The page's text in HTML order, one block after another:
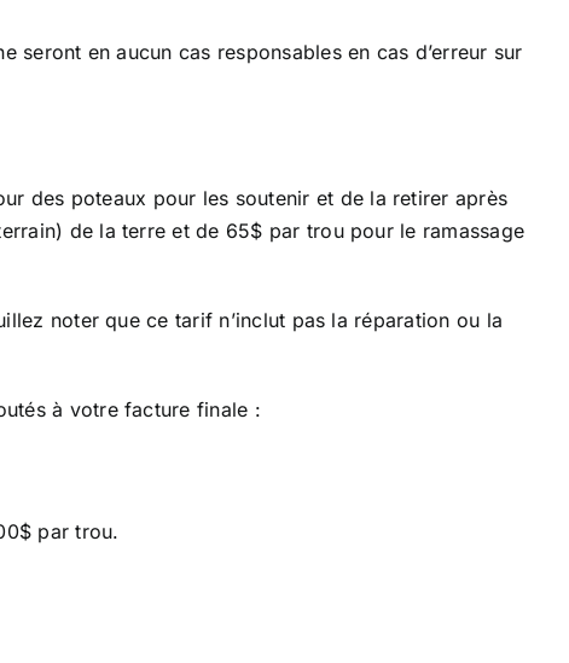
en aucun cas responsables en cas d’erreur sur
des poteaux pour les soutenir et de la retirer après
de la terre et de 65$ par trou pour le ramassage
noter que ce tarif n’inclut pas la réparation ou la
à votre facture finale :
par trou.